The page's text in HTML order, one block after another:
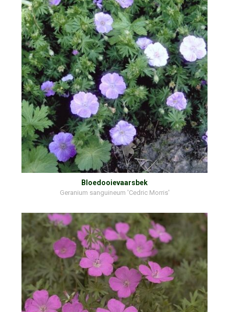
Bloedooievaarsbek
Geranium sanguineum 'Cedric Morris'